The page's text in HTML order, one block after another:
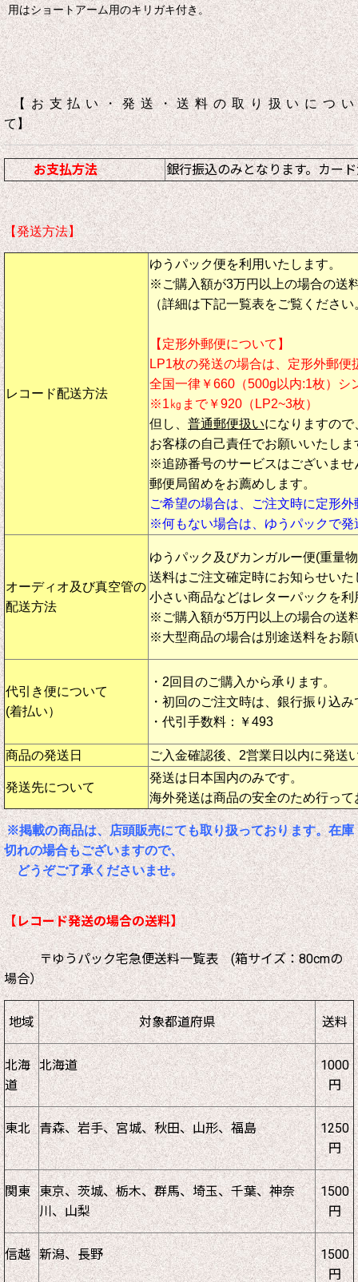
用はショートアーム用のキリガキ付き。
【お支払い・発送・送料の取り扱いについ
て】
お支払方法 銀行振込のみとなります。カー
【発送方法】
レコード配送方法
ゆうパック便を利用いたします。
※ご購入額が3万円以上の場合の送
（詳細は下記一覧表をご覧ください
【定形外郵便について】
LP1枚の発送の場合は、定形外郵便
全国一律￥660（500g以内:1枚）シ
※1㎏まで￥920（LP2~3枚）
但し、 普通郵便扱いになりますの
お客様の自己責任でお願いいたしま
※追跡番号のサービスはございませ
郵便局留めをお薦めします。
ご希望の場合は、ご注文時に定形
※何もない場合は、ゆうパックで発
オーディオ及び真空管の
配送方法
ゆうパック及びカンガルー便(重量
送料はご注文確定時にお知らせいた
小さい商品などはレターパックを利
※ご購入額が5万円以上の場合の送
※大型商品の場合は別途送料をお願
代引き便について
(着払い）
・2回目のご購入から承ります。
・初回のご注文時は、銀行振り込
・代引手数料：￥493
商品の発送日 ご入金確認後、2営業日以内に発送
発送先について
発送は日本国内のみです。
海外発送は商品の安全のため行って
※掲載の商品は、店頭販売にても取り扱っております。在庫
切れの場合もございますので、
どうぞご了承くださいませ。
【レコード発送の場合の送料】
〒ゆうパック宅急便送料一覧表 (箱サイズ：80cmの
場合）
地域 対象都道府県 送料
北海
道
北海道
1000
円
東北 青森、岩手、宮城、秋田、山形、福島
1250
円
関東 東京、茨城、栃木、群馬、埼玉、千葉、神奈
川、山梨
1500
円
信越 新潟、長野
1500
円